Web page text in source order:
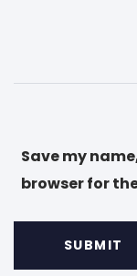
Save my
browser for